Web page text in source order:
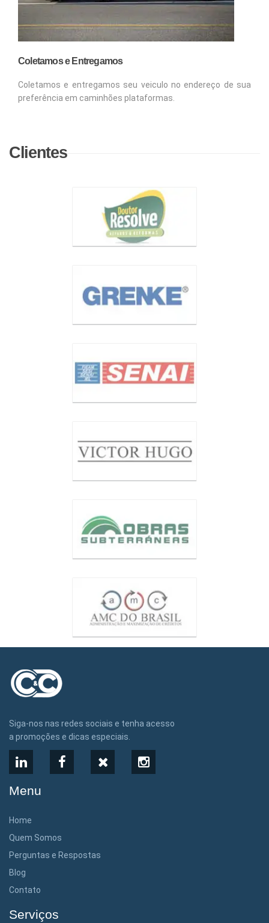
Coletamos e Entregamos
Coletamos e entregamos seu veiculo no endereço de sua
preferência em caminhões plataformas.
Clientes
Siga-nos nas redes sociais e tenha acesso
a promoções e dicas especiais.
LinkedInFacebook Instagram
Menu
Home
Quem Somos
Perguntas e Respostas
Blog
Contato
Serviços